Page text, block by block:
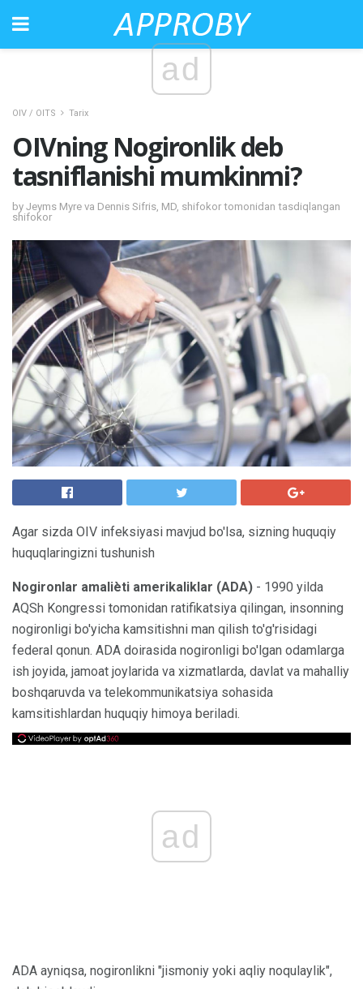
ad
OIV / OITS Tarix
OIVning Nogironlik deb
tasniflanishi mumkinmi?
by Jeyms Myre va Dennis Sifris, MD, shifokor tomonidan tasdiqlangan
shifokor
Agar sizda OIV infeksiyasi mavjud bo'lsa, sizning huquqiy
huquqlaringizni tushunish
Nogironlar amalièti amerikaliklar (ADA) - 1990 yilda
AQSh Kongressi tomonidan ratifikatsiya qilingan, insonning
nogironligi bo'yicha kamsitishni man qilish to'g'risidagi
federal qonun. ADA doirasida nogironligi bo'lgan odamlarga
ish joyida, jamoat joylarida va xizmatlarda, davlat va mahalliy
boshqaruvda va telekommunikatsiya sohasida
kamsitishlardan huquqiy himoya beriladi.
ad
ADA ayniqsa, nogironlikni "jismoniy yoki aqliy noqulaylik",